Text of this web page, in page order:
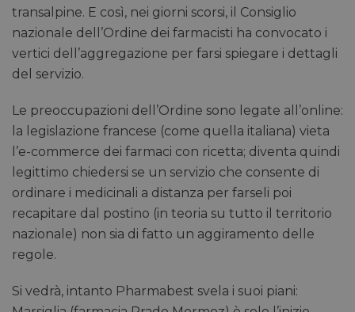
transalpine. E così, nei giorni scorsi, il Consiglio
nazionale dell’Ordine dei farmacisti ha convocato i
vertici dell’aggregazione per farsi spiegare i dettagli
del servizio.
Le preoccupazioni dell’Ordine sono legate all’online:
la legislazione francese (come quella italiana) vieta
l’e-commerce dei farmaci con ricetta; diventa quindi
legittimo chiedersi se un servizio che consente di
ordinare i medicinali a distanza per farseli poi
recapitare dal postino (in teoria su tutto il territorio
nazionale) non sia di fatto un aggiramento delle
regole.
Si vedrà, intanto Pharmabest svela i suoi piani: